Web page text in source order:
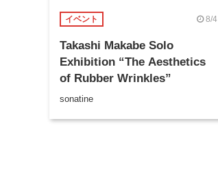
イベント 8/4
Takashi Makabe Solo
Exhibition “The Aesthetics
of Rubber Wrinkles”
sonatine